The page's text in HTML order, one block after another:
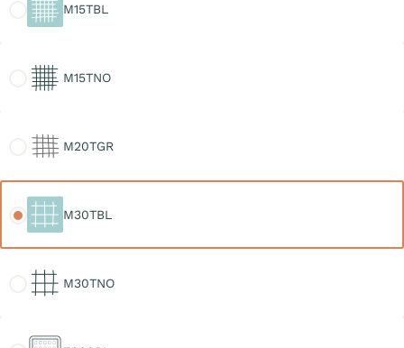
M15TBL
M15TNO
M20TGR
M30TBL
M30TNO